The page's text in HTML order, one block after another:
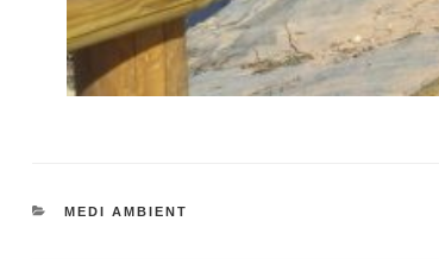
CATEGORIES
MEDI AMBIENT